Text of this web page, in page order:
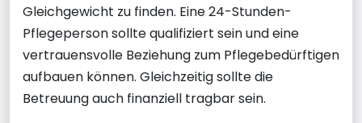
Gleichgewicht zu finden. Eine 24-Stunden-
Pflegeperson sollte qualifiziert sein und eine
vertrauensvolle Beziehung zum Pflegebedürftigen
aufbauen können. Gleichzeitig sollte die
Betreuung auch finanziell tragbar sein.